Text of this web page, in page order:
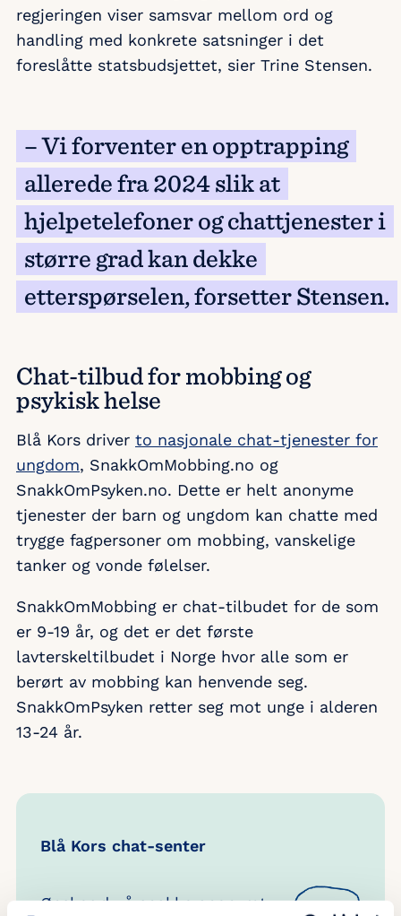
regjeringen viser samsvar mellom ord og
handling med konkrete satsninger i det
foreslåtte statsbudsjettet, sier Trine Stensen.
– Vi forventer en opptrapping
allerede fra 2024 slik at
hjelpetelefoner og chattjenester i
større grad kan dekke
etterspørselen, forsetter Stensen.
Chat-tilbud for mobbing og
psykisk helse
Blå Kors driver to nasjonale chat-tjenester for
ungdom, SnakkOmMobbing.no og
SnakkOmPsyken.no. Dette er helt anonyme
tjenester der barn og ungdom kan chatte med
trygge fagpersoner om mobbing, vanskelige
tanker og vonde følelser.
SnakkOmMobbing er chat-tilbudet for de som
er 9-19 år, og det er det første
lavterskeltilbudet i Norge hvor alle som er
berørt av mobbing kan henvende seg.
SnakkOmPsyken retter seg mot unge i alderen
13-24 år.
Blå Kors chat-senter
Ønsker du å snakke anonymt